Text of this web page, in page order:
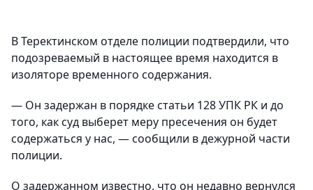
В Теректинском отделе полиции подтвердили, что
подозреваемый в настоящее время находится в
изоляторе временного содержания.
— Он задержан в порядке статьи 128 УПК РК и до
того, как суд выберет меру пресечения он будет
содержаться у нас, — сообщили в дежурной части
полиции.
О задержанном известно, что он недавно вернулся